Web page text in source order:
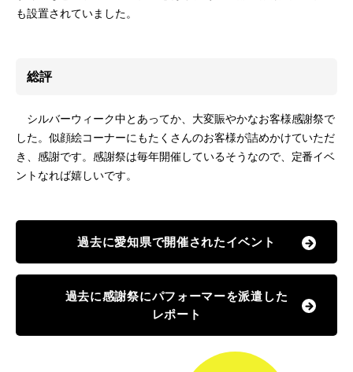
も設置されていました。
総評
シルバーウィーク中とあってか、大変賑やかなお客様感謝祭で
した。似顔絵コーナーにもたくさんのお客様が詰めかけていただ
き、感謝です。感謝祭は毎年開催しているそうなので、定番イベ
ントなれば嬉しいです。
過去に愛知県で開催されたイベント
過去に感謝祭にパフォーマーを派遣した
レポート